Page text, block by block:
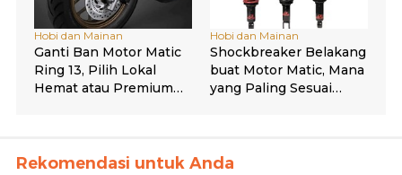
Rekomendasi untuk Anda